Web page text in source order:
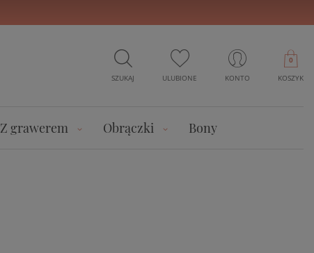
SZUKAJ ULUBIONE KONTO KOSZYK
0
Z grawerem Obrączki Bony